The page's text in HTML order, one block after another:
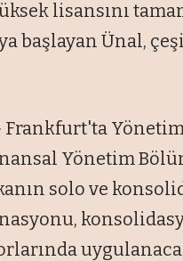
lisansını
başlayan Ünal,
Frankfurt'ta
Yönetim
solo ve